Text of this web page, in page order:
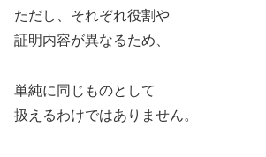
ただし、それぞれ役割や
証明内容が異なるため、
単純に同じものとして
扱えるわけではありません。